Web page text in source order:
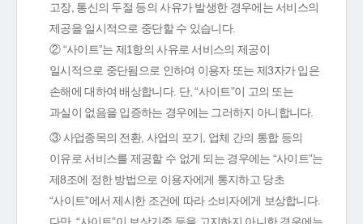
고장, 통신의 두절 등의 사유가 발생한 경우에는 서비스의
제공을 일시적으로 중단할 수 있습니다.
② “사이트”는 제1항의 사유로 서비스의 제공이
일시적으로 중단됨으로 인하여 이용자 또는 제3자가 입은
손해에 대하여 배상합니다. 단, “사이트”이 고의 또는
과실이 없음을 입증하는 경우에는 그러하지 아니합니다.
③ 사업종목의 전환, 사업의 포기, 업체 간의 통합 등의
이유로 서비스를 제공할 수 없게 되는 경우에는 “사이트”는
제8조에 정한 방법으로 이용자에게 통지하고 당초
“사이트”에서 제시한 조건에 따라 소비자에게 보상합니다.